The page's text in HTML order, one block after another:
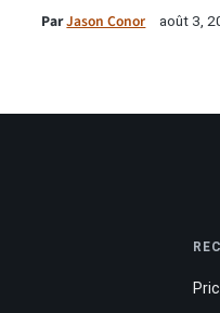
ParJason Conor août 3,